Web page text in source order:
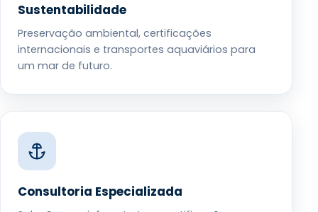
Sustentabilidade
Preservação ambiental, certificações
internacionais e transportes aquaviários para
um mar de futuro.
Consultoria Especializada